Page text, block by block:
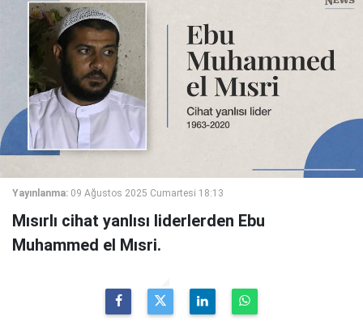
Yayınlanma: 09 Ağustos 2025 Cumartesi 18:13
Mısırlı cihat yanlısı liderlerden Ebu
Muhammed el Mısri.